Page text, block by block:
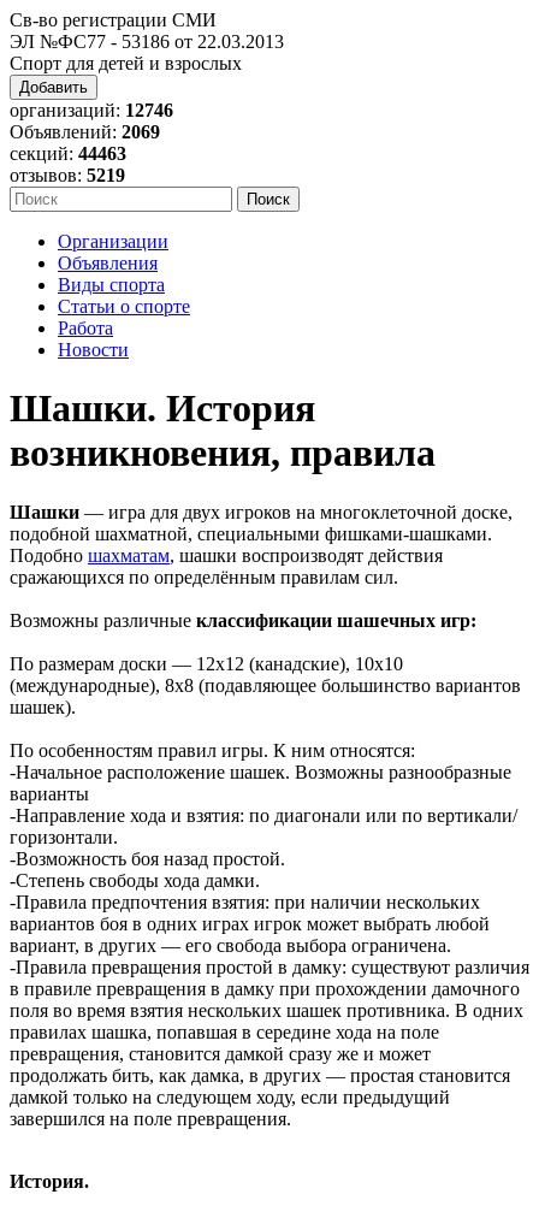
Св-во регистрации СМИ
ЭЛ №ФС77 - 53186 от 22.03.2013
Спорт для детей и взрослых
Добавить
организаций: 12746
Объявлений: 2069
секций: 44463
отзывов: 5219
Организации
Объявления
Виды спорта
Статьи о спорте
Работа
Новости
Шашки. История
возникновения, правила
Шашки — игра для двух игроков на многоклеточной доске,
подобной шахматной, специальными фишками-шашками.
Подобно шахматам, шашки воспроизводят действия
сражающихся по определённым правилам сил.
Возможны различные классификации шашечных игр:
По размерам доски — 12х12 (канадские), 10х10
(международные), 8х8 (подавляющее большинство вариантов
шашек).
По особенностям правил игры. К ним относятся:
-Начальное расположение шашек. Возможны разнообразные
варианты
-Направление хода и взятия: по диагонали или по вертикали/
горизонтали.
-Возможность боя назад простой.
-Степень свободы хода дамки.
-Правила предпочтения взятия: при наличии нескольких
вариантов боя в одних играх игрок может выбрать любой
вариант, в других — его свобода выбора ограничена.
-Правила превращения простой в дамку: существуют различия
в правиле превращения в дамку при прохождении дамочного
поля во время взятия нескольких шашек противника. В одних
правилах шашка, попавшая в середине хода на поле
превращения, становится дамкой сразу же и может
продолжать бить, как дамка, в других — простая становится
дамкой только на следующем ходу, если предыдущий
завершился на поле превращения.
История.